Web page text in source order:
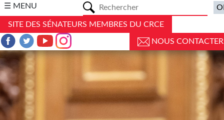
☰ MENU
SITE DES SÉNATEURS MEMBRES DU CRCE
NOUS CONTACTER